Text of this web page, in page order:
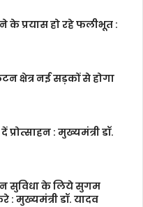
के प्रयास हो रहे फलीभूत :
क्षेत्र नई सड़कों से होगा
: मुख्यमंत्री डॉ.
सुविधा के लिये सुगम
: मुख्यमंत्री डॉ. यादव